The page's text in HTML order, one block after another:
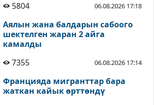
5804
06.08.2026 17:18
Аялын жана балдарын сабоого
шектелген жаран 2 айга
камалды
7355
06.08.2026 17:14
Францияда мигранттар бара
жаткан кайык өрттөндү